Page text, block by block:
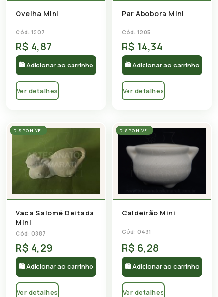
Ovelha Mini
Cód: 1207
R$ 4,87
🛍 Adicionar ao carrinho
Ver detalhes
Par Abobora Mini
Cód: 1205
R$ 14,34
🛍 Adicionar ao carrinho
Ver detalhes
DISPONÍVEL
Vaca Salomé Deitada
Mini
Cód: 0887
R$ 4,29
🛍 Adicionar ao carrinho
Ver detalhes
DISPONÍVEL
Caldeirão Mini
Cód: 0431
R$ 6,28
🛍 Adicionar ao carrinho
Ver detalhes